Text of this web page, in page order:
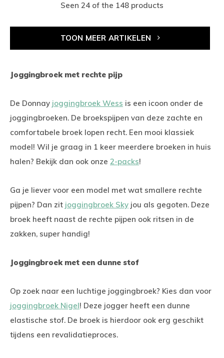
Seen 24 of the 148 products
TOON MEER ARTIKELEN
Joggingbroek met rechte pijp
De Donnay joggingbroek Wess is een icoon onder de
joggingbroeken. De broekspijpen van deze zachte en
comfortabele broek lopen recht. Een mooi klassiek
model! Wil je graag in 1 keer meerdere broeken in huis
halen? Bekijk dan ook onze 2-packs!
Ga je liever voor een model met wat smallere rechte
pijpen? Dan zit joggingbroek Sky jou als gegoten. Deze
broek heeft naast de rechte pijpen ook ritsen in de
zakken, super handig!
Joggingbroek met een dunne stof
Op zoek naar een luchtige joggingbroek? Kies dan voor
joggingbroek Nigel! Deze jogger heeft een dunne
elastische stof. De broek is hierdoor ook erg geschikt
tijdens een revalidatieproces.